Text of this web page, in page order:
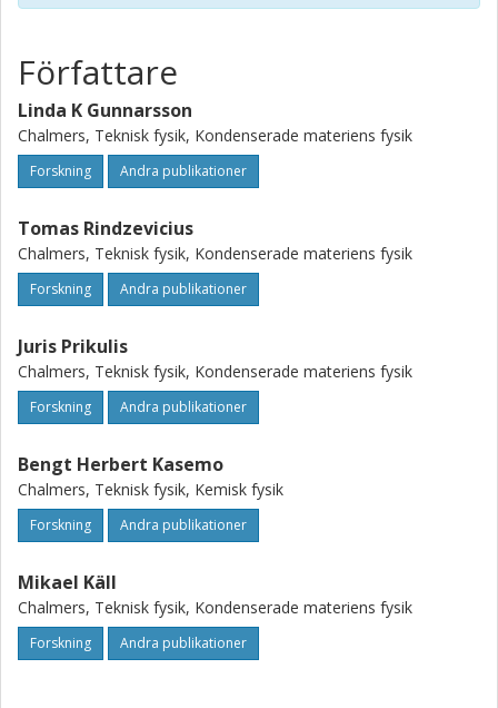
and finite-size effects. The discrete dipole approximation
(DDA), which is a finite-element method. describes the
experimental results well even at d < 20 nm. including
particles that have metallic bridges.
Författare
Linda K Gunnarsson
Chalmers, Teknisk fysik, Kondenserade materiens fysik
Forskning Andra publikationer
Tomas Rindzevicius
Chalmers, Teknisk fysik, Kondenserade materiens fysik
Forskning Andra publikationer
Juris Prikulis
Chalmers, Teknisk fysik, Kondenserade materiens fysik
Forskning Andra publikationer
Bengt Herbert Kasemo
Chalmers, Teknisk fysik, Kemisk fysik
Forskning Andra publikationer
Mikael Käll
Chalmers, Teknisk fysik, Kondenserade materiens fysik
Forskning Andra publikationer